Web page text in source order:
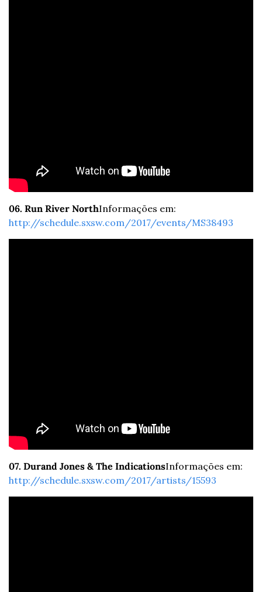
06. Run River North
http://schedule.sxsw.com/2017/events/MS38493
07. Durand Jones & The Indications
http://schedule.sxsw.com/2017/artists/15593